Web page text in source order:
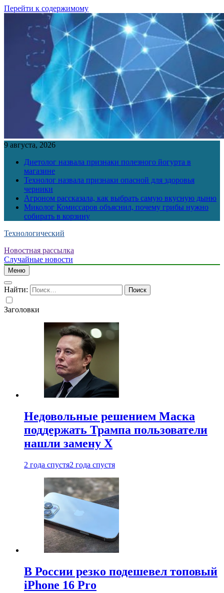
Перейти к содержимому
9 августа, 2026
Диетолог назвала признаки полезного йогурта в
магазине
Технолог назвала признаки опасной для здоровья
черники
Агроном рассказала, как выбрать самую вкусную дыню
Миколог Комиссаров объяснил, почему грибы нужно
собирать в корзину
Технологический
Новостная рассылка
Случайные новости
Меню
Найти:
Заголовки
Недовольные решением Маска
поддержать Трампа пользователи
нашли замену X
2 года спустя2 года спустя
В России резко подешевел топовый
iPhone 16 Pro